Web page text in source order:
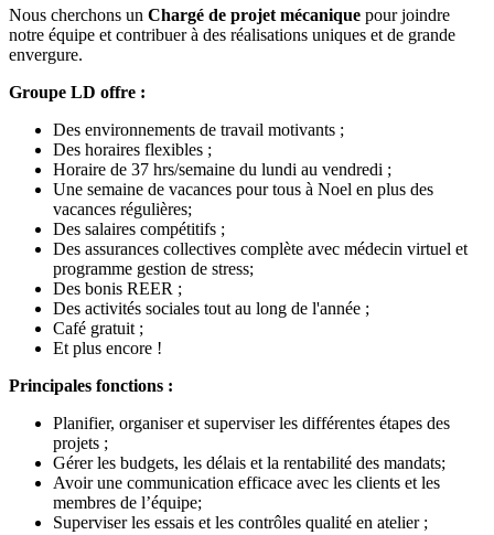
Nous cherchons un Chargé de projet mécanique pour joindre
notre équipe et contribuer à des réalisations uniques et de grande
envergure.
Groupe LD offre :
Des environnements de travail motivants ;
Des horaires flexibles ;
Horaire de 37 hrs/semaine du lundi au vendredi ;
Une semaine de vacances pour tous à Noel en plus des
vacances régulières;
Des salaires compétitifs ;
Des assurances collectives complète avec médecin virtuel et
programme gestion de stress;
Des bonis REER ;
Des activités sociales tout au long de l'année ;
Café gratuit ;
Et plus encore !
Principales fonctions :
Planifier, organiser et superviser les différentes étapes des
projets ;
Gérer les budgets, les délais et la rentabilité des mandats;
Avoir une communication efficace avec les clients et les
membres de l’équipe;
Superviser les essais et les contrôles qualité en atelier ;